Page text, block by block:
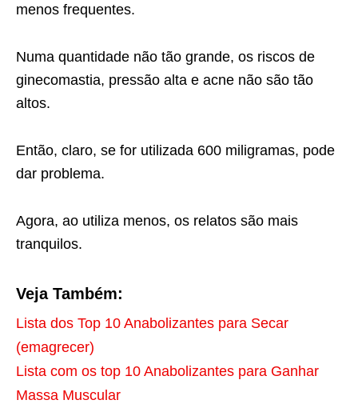
menos frequentes.
Numa quantidade não tão grande, os riscos de
ginecomastia, pressão alta e acne não são tão
altos.
Então, claro, se for utilizada 600 miligramas, pode
dar problema.
Agora, ao utiliza menos, os relatos são mais
tranquilos.
Veja Também:
Lista dos Top 10 Anabolizantes para Secar
(emagrecer)
Lista com os top 10 Anabolizantes para Ganhar
Massa Muscular